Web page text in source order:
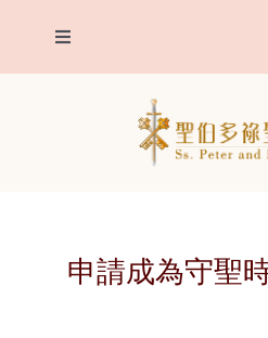
content
Toggle
Navigation
申請成為守聖